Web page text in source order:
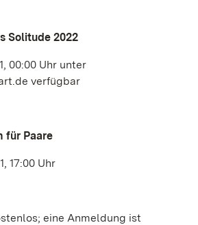
Solitude 2022
00:00 Uhr unter
verfügbar
für Paare
17:00 Uhr
eine Anmeldung ist